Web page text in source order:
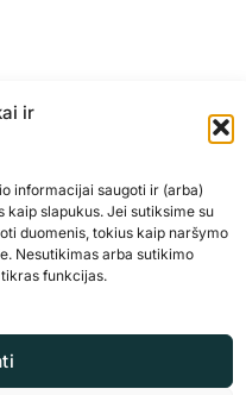
ir
informacijai saugoti ir (arba)
kaip slapukus. Jei sutiksime su
duomenis, tokius kaip naršymo
Nesutikimas arba sutikimo
funkcijas.